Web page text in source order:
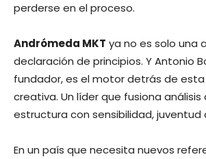
perderse en el proceso.
Andrómeda MKT ya no es solo una
declaración de principios. Y Antonio
fundador, es el motor detrás de esta
creativa. Un líder que fusiona análisis
estructura con sensibilidad, juventud
En un país que necesita nuevos